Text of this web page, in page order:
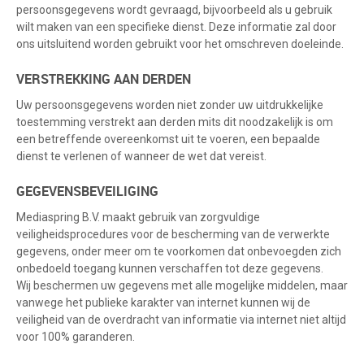
persoonsgegevens wordt gevraagd, bijvoorbeeld als u gebruik
wilt maken van een specifieke dienst. Deze informatie zal door
ons uitsluitend worden gebruikt voor het omschreven doeleinde.
VERSTREKKING AAN DERDEN
Uw persoonsgegevens worden niet zonder uw uitdrukkelijke
toestemming verstrekt aan derden mits dit noodzakelijk is om
een betreffende overeenkomst uit te voeren, een bepaalde
dienst te verlenen of wanneer de wet dat vereist.
GEGEVENSBEVEILIGING
Mediaspring B.V. maakt gebruik van zorgvuldige
veiligheidsprocedures voor de bescherming van de verwerkte
gegevens, onder meer om te voorkomen dat onbevoegden zich
onbedoeld toegang kunnen verschaffen tot deze gegevens.
Wij beschermen uw gegevens met alle mogelijke middelen, maar
vanwege het publieke karakter van internet kunnen wij de
veiligheid van de overdracht van informatie via internet niet altijd
voor 100% garanderen.